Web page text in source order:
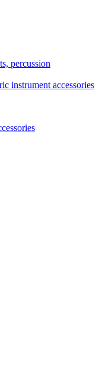
percussion
instrument accessories